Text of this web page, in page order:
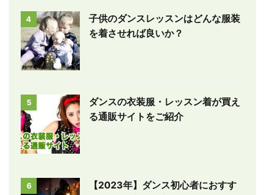
4
子供のダンスレッスンはどんな服装
を着させれば良いか？
5
ダンスの衣装服・レッスン着が買え
る通販サイトをご紹介
6
【2023年】ダンス初心者におすす